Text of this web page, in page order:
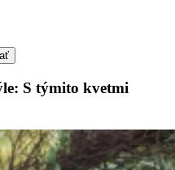
S týmito kvetmi